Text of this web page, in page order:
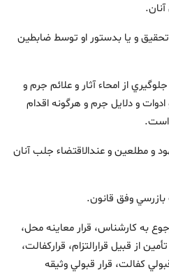
و يا بدستور او توسط ضابطين
از امحاء آثار و علائم جرم و
و دلايل جرم و هرگونه اقدام
است.
و مطلعين و عندالاقتضاء جلب آنان
بازرسي وفق قانون.
به کارشناس، قرار معاينه محل،
از قبيل قرار‌التزام، قرارکفالت،
کفالت، قرار قبولي وثيقه